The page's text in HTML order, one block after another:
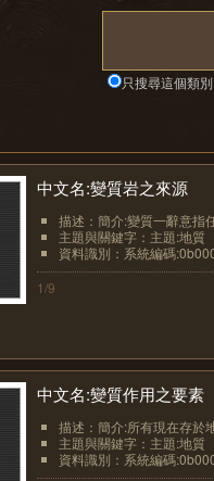
只搜尋這個類別
中文名:變質岩之來源
描述：簡介:變質一辭意指
主題與關鍵字：主題:地質
資料識別：系統編碼
1/9
中文名:變質作用之要素
描述：簡介:所有現在存於
主題與關鍵字：主題:地質
資料識別：系統編碼